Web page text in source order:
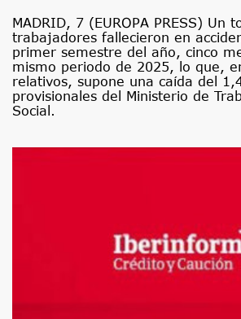
MADRID, 7 (EUROPA PRESS) Un
trabajadores fallecieron en
primer semestre del año, cinco
mismo periodo de 2025, lo que,
relativos, supone una caída del
provisionales del Ministerio de
Social.